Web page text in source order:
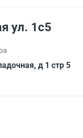
ул. 1с5
д 1 стр 5